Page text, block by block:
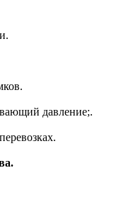
давление;.